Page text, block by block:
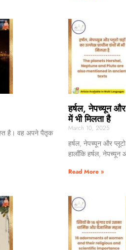
है। वह अपने पैतृक
हर्षल, नेपच्यून और
में भी मिलता है
March 10, 2025
हर्षल, नेपच्यून और
हालाँकि हर्षल, नेपच्यून
Read More »